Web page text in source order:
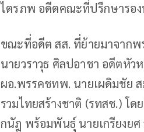
ไตรภพ อดีตคณะที่ปรึกษารอง
ขณะที่อดีต สส. ที่ย้ายมาจากพ
นายวราวุธ ศิลปอาชา อดีตหั
ผอ.พรรคชทพ. นายเผดิมชัย
รวมไทยสร้างชาติ (รทสช.) โ
กนัฎ พร้อมพันธุ์ นายเกรียงย